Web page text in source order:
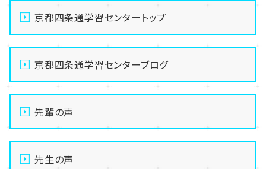
京都四条通学習センタートップ
京都四条通学習センターブログ
先輩の声
先生の声